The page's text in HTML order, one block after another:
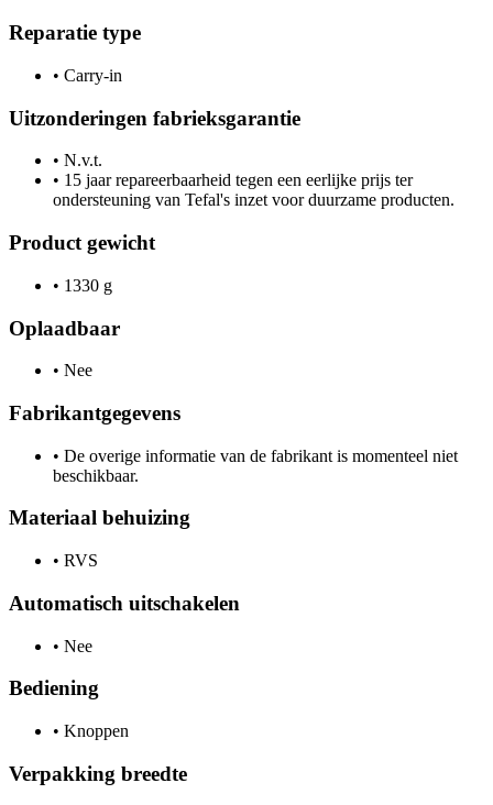
Reparatie type
• Carry-in
Uitzonderingen fabrieksgarantie
• N.v.t.
• 15 jaar repareerbaarheid tegen een eerlijke prijs ter
ondersteuning van Tefal's inzet voor duurzame producten.
Product gewicht
• 1330 g
Oplaadbaar
• Nee
Fabrikantgegevens
• De overige informatie van de fabrikant is momenteel niet
beschikbaar.
Materiaal behuizing
• RVS
Automatisch uitschakelen
• Nee
Bediening
• Knoppen
Verpakking breedte